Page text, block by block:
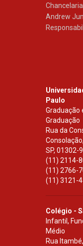
Chancelaria
Andrew
Paulo
Graduação
Graduação
Rua da
SP, 01302-
(11) 2114-
(11) 2766-
(11) 3121-
Colégio -
Infantil,
Médio
Rua